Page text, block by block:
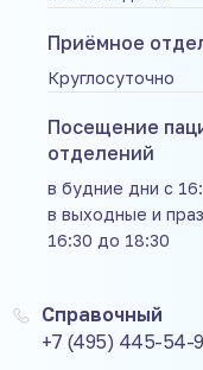
Приёмное
Круглосуточно
Посещение
отделений
в будние дни с
в выходные и
16:30 до 18:30
Справочный
+7 (495) 445-54-